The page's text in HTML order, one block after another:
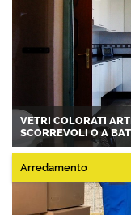
VETRI COLORATI
SCORREVOLI O A
Arredamento